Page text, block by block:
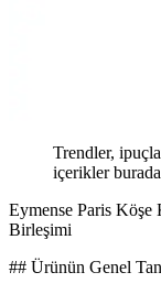
Trendler,
içerikler
Eymense Paris Köşe
Birleşimi
## Ürünün Genel